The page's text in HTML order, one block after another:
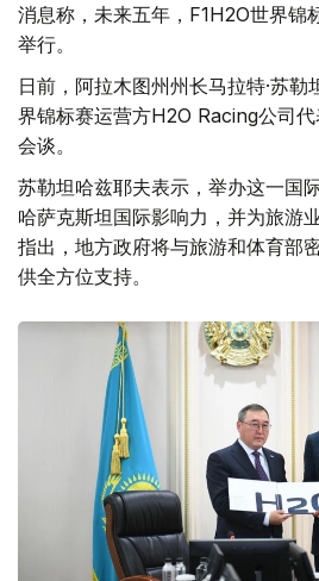
消息称，未来五年，F1H2O世界锦
举行。
日前，阿拉木图州州长马拉特·苏
界锦标赛运营方H2O Racing公司
会谈。
苏勒坦哈兹耶夫表示，举办这一国
哈萨克斯坦国际影响力，并为旅游
指出，地方政府将与旅游和体育部
供全方位支持。